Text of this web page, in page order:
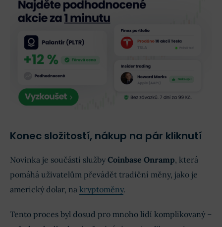
Konec složitostí, nákup na pár kliknutí
Novinka je součástí služby Coinbase Onramp, která
pomáhá uživatelům převádět tradiční měny, jako je
americký dolar, na kryptoměny.
Tento proces byl dosud pro mnoho lidí komplikovaný –